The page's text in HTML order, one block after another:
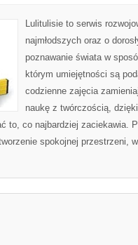
Lulitulisie to serwis
najmłodszych oraz o
poznawanie świata w
którym umiejętności są
codzienne zajęcia
naukę z twórczością,
to, co najbardziej zaciekawia.
spokojnej przestrzeni,